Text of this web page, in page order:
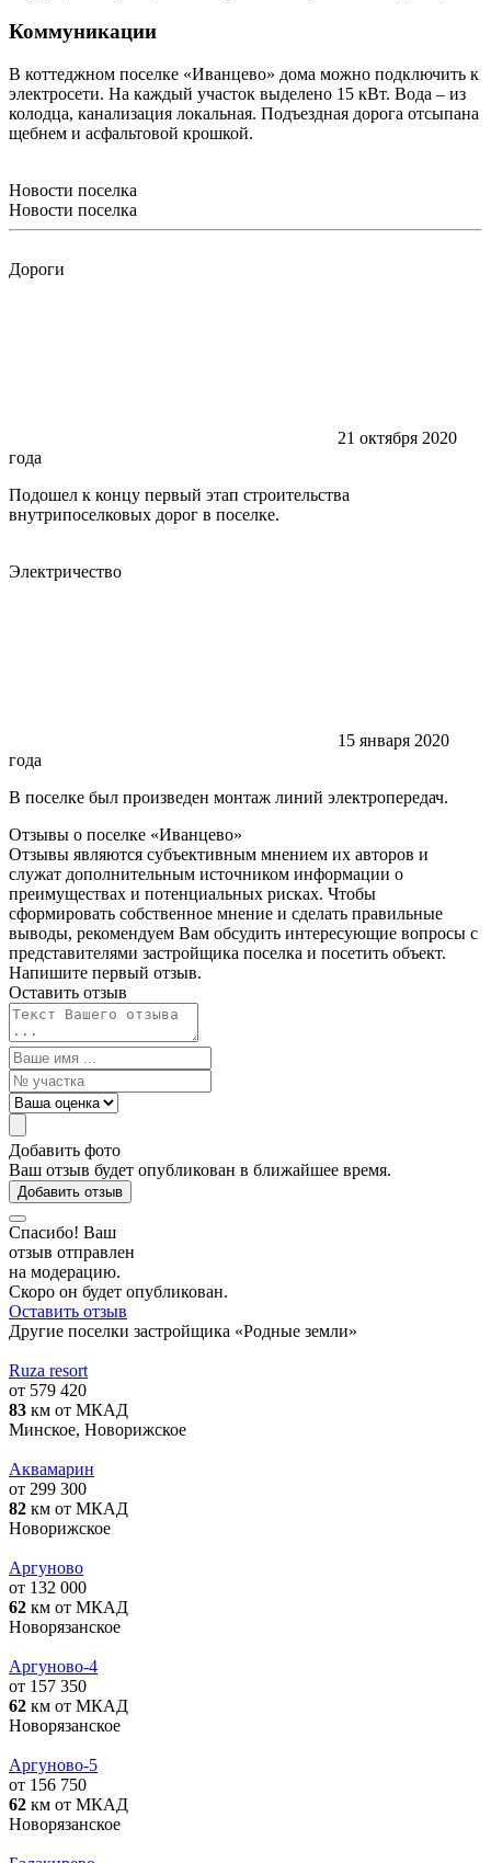
Коммуникации
В коттеджном поселке «Иванцево» дома можно подключить к
электросети. На каждый участок выделено 15 кВт. Вода – из
колодца, канализация локальная. Подъездная дорога отсыпана
щебнем и асфальтовой крошкой.
Новости поселка
Новости поселка
Дороги
21 октября 2020
года
Подошел к концу первый этап строительства
внутрипоселковых дорог в поселке.
Электричество
15 января 2020
года
В поселке был произведен монтаж линий электропередач.
Отзывы о поселке «Иванцево»
Отзывы являются субъективным мнением их авторов и
служат дополнительным источником информации о
преимуществах и потенциальных рисках. Чтобы
сформировать собственное мнение и сделать правильные
выводы, рекомендуем Вам обсудить интересующие вопросы с
представителями застройщика поселка и посетить объект.
Напишите первый отзыв.
Оставить отзыв
Добавить фото
Ваш отзыв будет опубликован в ближайшее время.
Добавить отзыв
Спасибо! Ваш
отзыв отправлен
на модерацию.
Скоро он будет опубликован.
Оставить отзыв
Другие поселки застройщика «Родные земли»
Ruza resort
от 579 420
83 км от МКАД
Минское, Новорижское
Аквамарин
от 299 300
82 км от МКАД
Новорижское
Аргуново
от 132 000
62 км от МКАД
Новорязанское
Аргуново-4
от 157 350
62 км от МКАД
Новорязанское
Аргуново-5
от 156 750
62 км от МКАД
Новорязанское